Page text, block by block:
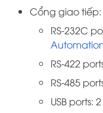
Cổng giao tiếp:
RS-232C
RS-422
RS-485
USB ports: 2